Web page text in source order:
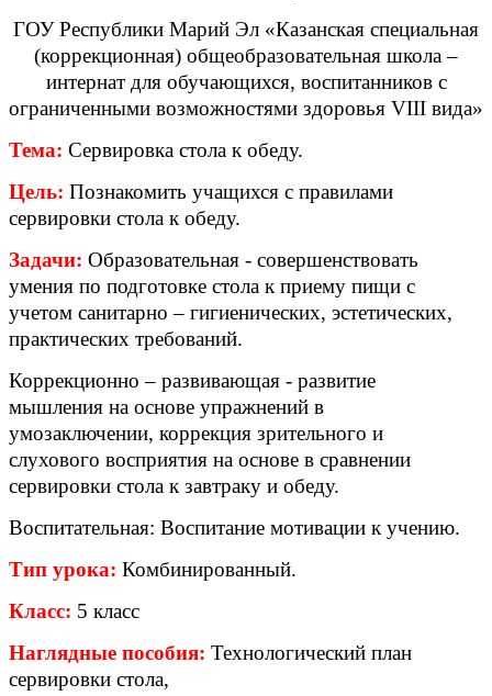
ГОУ Республики Марий Эл «Казанская специальная
(коррекционная) общеобразовательная школа –
интернат для обучающихся, воспитанников с
ограниченными возможностями здоровья VIII вида»
Тема: Сервировка стола к обеду.
Цель: Познакомить учащихся с правилами
сервировки стола к обеду.
Задачи: Образовательная - совершенствовать
умения по подготовке стола к приему пищи с
учетом санитарно – гигиенических, эстетических,
практических требований.
Коррекционно – развивающая - развитие
мышления на основе упражнений в
умозаключении, коррекция зрительного и
слухового восприятия на основе в сравнении
сервировки стола к завтраку и обеду.
Воспитательная: Воспитание мотивации к учению.
Тип урока: Комбинированный.
Класс: 5 класс
Наглядные пособия: Технологический план
сервировки стола,